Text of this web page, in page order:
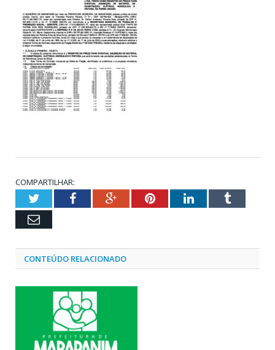
COMPARTILHAR:
TwitterFacebookGoogle+PinterestLinkedInTumblr
Email
CONTEÚDO RELACIONADO